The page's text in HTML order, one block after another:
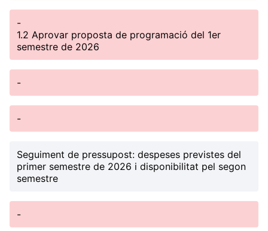
-
1.2 Aprovar proposta de programació del 1er
semestre de 2026
-
-
Seguiment de pressupost: despeses previstes del
primer semestre de 2026 i disponibilitat pel segon
semestre
-